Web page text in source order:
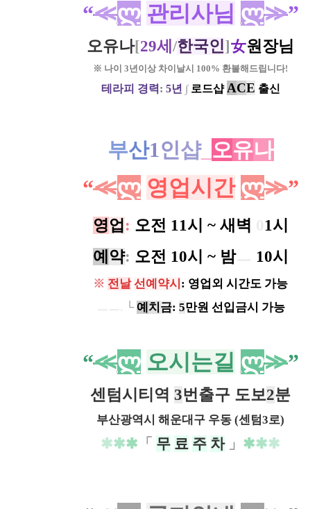
“≪ლ 관리사님 ლ≫”
오유나[29세 /한국인]女원장님
※ 나이 3년이상 차이날시 100% 환불해드립니다!
테라피 경력 : 5년 ∫ 로드샵 ACE 출신
부산1인샵_ 오유나
“≪ლ 영업시간 ლ≫”
영업 : 오전 11시 ~ 새벽
1시
예 약: 오전 10시 ~ 밤ㅡ 10시
※ 전날 선예약시 : 영업외 시간도 가능
└ 예 치 금: 5만원 선입금시 가능
“≪ლ 오시는길 ლ≫”
센텀시티역 3번출구 도보2분
부산광역시 해운대구 우동 (센텀3로)
✱✱✱ 「 무 료 주 차 」 ✱✱✱